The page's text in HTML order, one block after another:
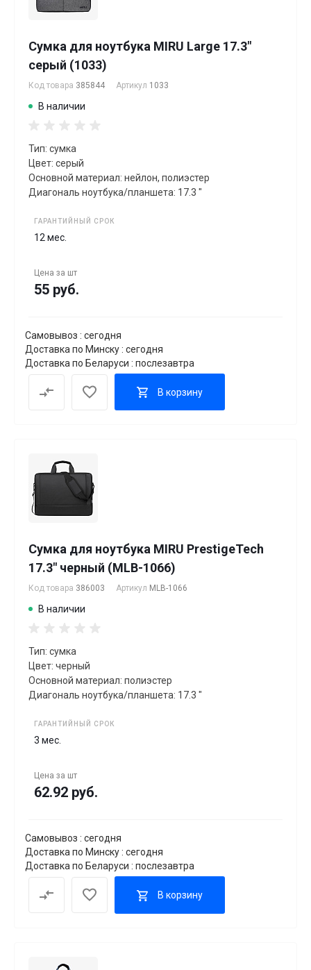
Сумка для ноутбука MIRU Large 17.3"
серый (1033)
Код товара 385844 Артикул 1033
В наличии
Тип: сумка
Цвет: серый
Основной материал: нейлон, полиэстер
Диагональ ноутбука/планшета: 17.3 "
ГАРАНТИЙНЫЙ СРОК
12 мес.
Цена за шт
55 руб.
Самовывоз : сегодня
Доставка по Минску : сегодня
Доставка по Беларуси : послезавтра
В корзину
Сумка для ноутбука MIRU PrestigeTech
17.3" черный (MLB-1066)
Код товара 386003 Артикул MLB-1066
В наличии
Тип: сумка
Цвет: черный
Основной материал: полиэстер
Диагональ ноутбука/планшета: 17.3 "
ГАРАНТИЙНЫЙ СРОК
3 мес.
Цена за шт
62.92 руб.
Самовывоз : сегодня
Доставка по Минску : сегодня
Доставка по Беларуси : послезавтра
В корзину